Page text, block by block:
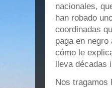
nacionales,
han robado
coordinadas
paga en
cómo le
lleva décadas
Nos tragamos